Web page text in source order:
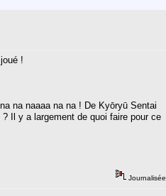
!
na naaaa na na ! De Kyōryū Sentai
Il y a largement de quoi faire pour ce
Journalisée